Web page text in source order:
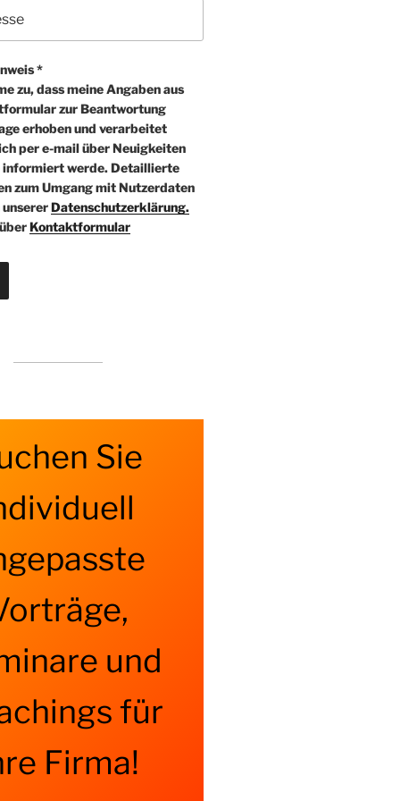
*
zu, dass meine Angaben aus
zur Beantwortung
erhoben und verarbeitet
per e-mail über Neuigkeiten
informiert werde. Detaillierte
zum Umgang mit Nutzerdaten
Datenschutzerklärung.
Kontaktformular
Sie
und
für
Firma!